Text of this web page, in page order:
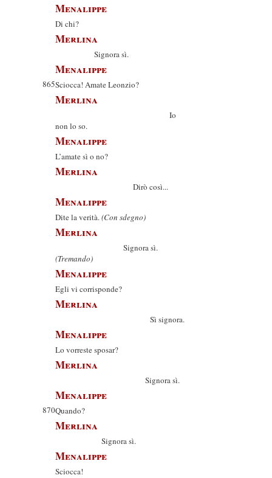
Menalippe
Di chi?
Merlina
Signora sì.
Menalippe
865Sciocca! Amate Leonzio?
Merlina
Io
non lo so.
Menalippe
L’amate sì o no?
Merlina
Dirò così...
Menalippe
Dite la verità.(Con sdegno)
Merlina
Signora sì.
(Tremando)
Menalippe
Egli vi corrisponde?
Merlina
Sì signora.
Menalippe
Lo vorreste sposar?
Merlina
Signora sì.
Menalippe
870Quando?
Merlina
Signora sì.
Menalippe
Sciocca!